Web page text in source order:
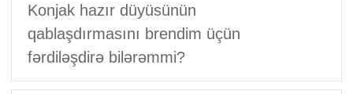
Konjak hazır düyüsünün
qablaşdırmasını brendim üçün
fərdiləşdirə bilərəmmi?